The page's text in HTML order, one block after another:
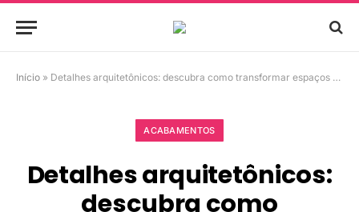
Início » Detalhes arquitetônicos: descubra como transformar espaços com estilo e funcionalidade
ACABAMENTOS
Detalhes arquitetônicos:
descubra como